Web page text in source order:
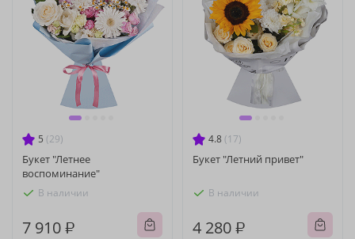
5 (29)
Букет "Летнее
воспоминание"
В наличии
7 910 ₽
4.8 (17)
Букет "Летний привет"
В наличии
4 280 ₽